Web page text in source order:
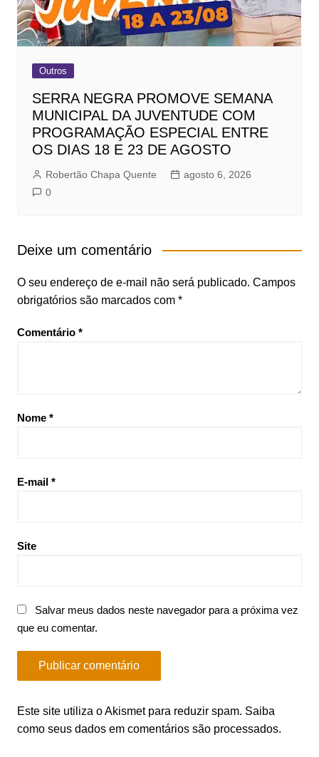
Outros
SERRA NEGRA PROMOVE SEMANA
MUNICIPAL DA JUVENTUDE COM
PROGRAMAÇÃO ESPECIAL ENTRE
OS DIAS 18 E 23 DE AGOSTO
Robertão Chapa Quente
agosto 6, 2026
0
Deixe um comentário
O seu endereço de e-mail não será publicado. Campos
obrigatórios são marcados com *
Comentário *
Nome *
E-mail *
Site
Salvar meus dados neste navegador para a próxima vez
que eu comentar.
Este site utiliza o Akismet para reduzir spam. Saiba
como seus dados em comentários são processados.